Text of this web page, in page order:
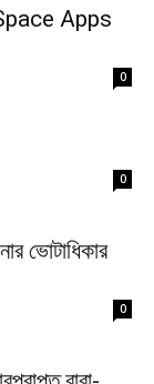
Apps
0
0
ভোটাধিকার
0